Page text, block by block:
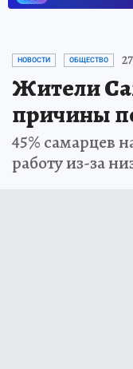
НОВОСТИ ОБЩЕСТВО
Жители
причины
45% самарцев
работу из-за